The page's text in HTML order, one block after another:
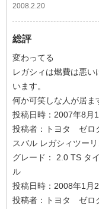
2008.2.20
総評
変わってる
レガシィは燃費は悪
います。
何か可笑しな人が居ま
投稿日時：2007年8月
投稿者：トヨタ ゼロ
スバル レガシィツー
グレード： 2.0 TS タ
ル
投稿日時：2008年1月
投稿者：トヨタ ゼロ